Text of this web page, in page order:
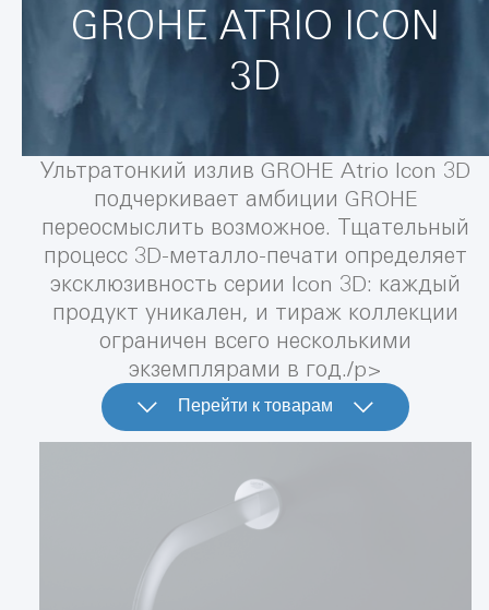
GROHE ATRIO ICON
3D
Ультратонкий излив GROHE Atrio Icon 3D
подчеркивает амбиции GROHE
переосмыслить возможное. Тщательный
процесс 3D-металло-печати определяет
эксклюзивность серии Icon 3D: каждый
продукт уникален, и тираж коллекции
ограничен всего несколькими
экземплярами в год./p>
Перейти к товарам